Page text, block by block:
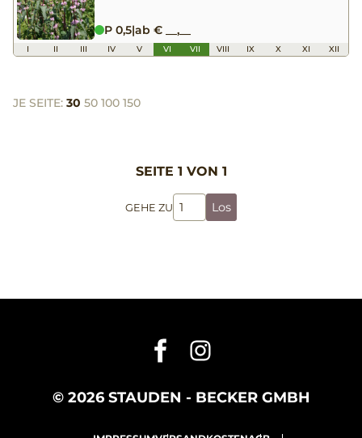
P 0,5|ab € __,__
I II III IV V VI VII VIII IX X XI XII
JE SEITE: 30 50 100 150
SEITE 1 VON 1
GEHE ZU Los
© 2026 STAUDEN - BECKER GMBH